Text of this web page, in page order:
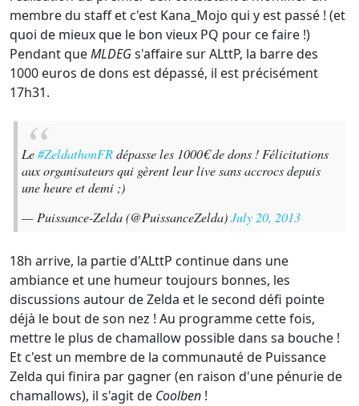
membre du staff et c'est Kana_Mojo qui y est passé ! (et
quoi de mieux que le bon vieux PQ pour ce faire !)
Pendant queMLDEGs'affaire sur ALttP, la barre des
1000 euros de dons est dépassé, il est précisément
17h31.
Le#ZeldathonFRdépasse les 1000€ de dons ! Félicitations
aux organisateurs qui gèrent leur live sans accrocs depuis
une heure et demi ;)
— Puissance-Zelda (@PuissanceZelda)July 20, 2013
18h arrive, la partie d'ALttP continue dans une
ambiance et une humeur toujours bonnes, les
discussions autour de Zelda et le second défi pointe
déjà le bout de son nez ! Au programme cette fois,
mettre le plus de chamallow possible dans sa bouche !
Et c'est un membre de la communauté de Puissance
Zelda qui finira par gagner (en raison d'une pénurie de
chamallows), il s'agit de Coolben !